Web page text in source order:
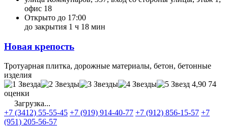
офис 18
Открыто до 17:00
до закрытия 1 ч 18 мин
Новая крепость
Тротуарная плитка, дорожные материалы, бетон, бетонные
изделия
4,90 74
оценки
Загрузка...
+7 (3412) 55-55-45 +7 (919) 914-40-77 +7 (912) 856-15-57 +7
(951) 205-56-57